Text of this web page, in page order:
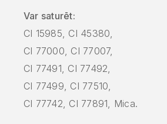
Var saturēt:
CI 15985, CI 45380,
CI 77000, CI 77007,
CI 77491, CI 77492,
CI 77499, CI 77510,
CI 77742, CI 77891, Mica.